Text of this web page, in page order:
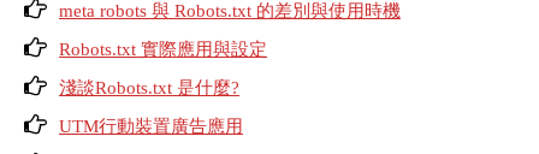
meta robots 與 Robots.txt 的差別與使用時機
Robots.txt 實際應用與設定
淺談Robots.txt 是什麼?
UTM行動裝置廣告應用